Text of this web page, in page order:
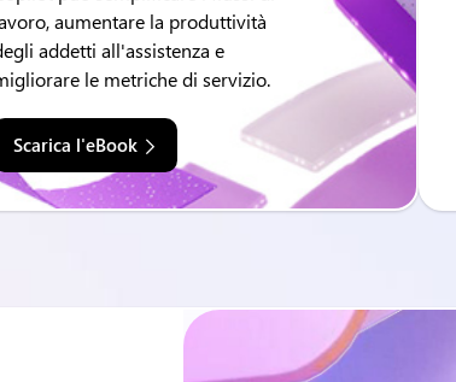
aumentare la produttività
addetti all'assistenza e
le metriche di servizio.
Scarica l'eBook